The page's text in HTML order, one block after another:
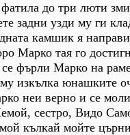
до три люти
задни узди му ги
камшик я направи
Марко тая го
фърли Марко на
изкълка юнашките
неи верно и се
сестро, Видо
кълкай мойте